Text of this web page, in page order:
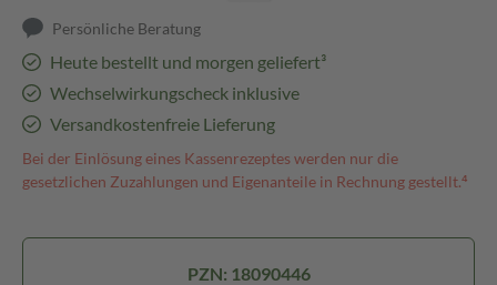
Persönliche Beratung
Heute bestellt und morgen geliefert³
Wechselwirkungscheck inklusive
Versandkostenfreie Lieferung
Bei der Einlösung eines Kassenrezeptes werden nur die
gesetzlichen Zuzahlungen und Eigenanteile in Rechnung gestellt.⁴
PZN: 18090446